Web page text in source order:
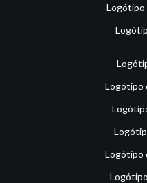
Logótipo
Logótipo
Logótipo